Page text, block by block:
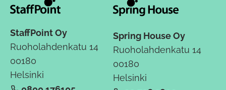
StaffPoint Oy
Ruoholahdenkatu 14
00180
Helsinki
Spring House Oy
Ruoholahdenkatu 14
00180
Helsinki